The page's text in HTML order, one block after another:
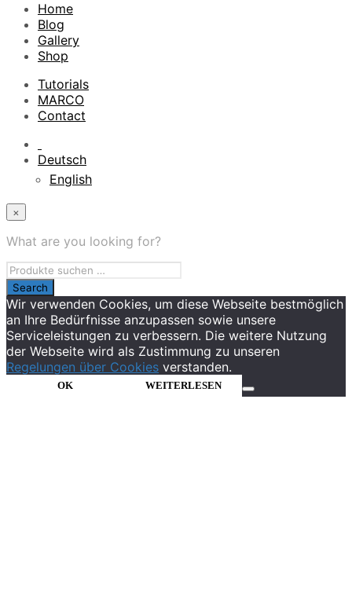
Home
Blog
Gallery
Shop
Tutorials
MARCO
Contact
Deutsch
English
×
What are you looking for?
Wir verwenden Cookies, um diese Webseite bestmöglich
an Ihre Bedürfnisse anzupassen sowie unsere
Serviceleistungen zu verbessern. Die weitere Nutzung
der Webseite wird als Zustimmung zu unseren
Regelungen über Cookies verstanden.
OK WEITERLESEN